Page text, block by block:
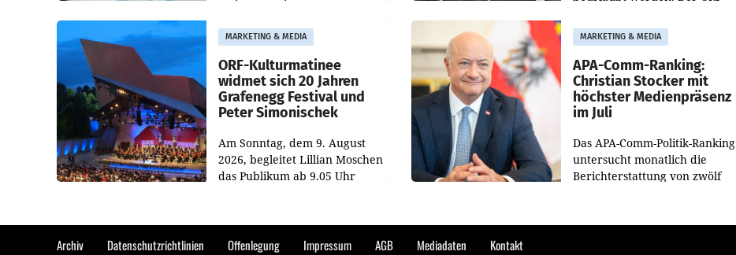
Getränkehersteller Vöslauer zu
deutlichen Absatzzuwächsen
geführt. Während
entsprechende
Medienberichte.
MARKETING & MEDIA
ORF-Kulturmatinee
widmet sich 20 Jahren
Grafenegg Festival und
Peter Simonischek
Am Sonntag, dem 9. August
2026, begleitet Lillian Moschen
das Publikum ab 9.05 Uhr
startet mit der Dokumentation
„20 Jahre Grafenegg
MARKETING & MEDIA
APA-Comm-Ranking:
Christian Stocker mit
höchster Medienpräsenz
im Juli
Das APA-Comm-Politik-Ranking
untersucht monatlich die
Berichterstattung von zwölf
welche Politikerinnen und
Archiv Datenschutzrichtlinien Offenlegung Impressum AGB Mediadaten Kontakt